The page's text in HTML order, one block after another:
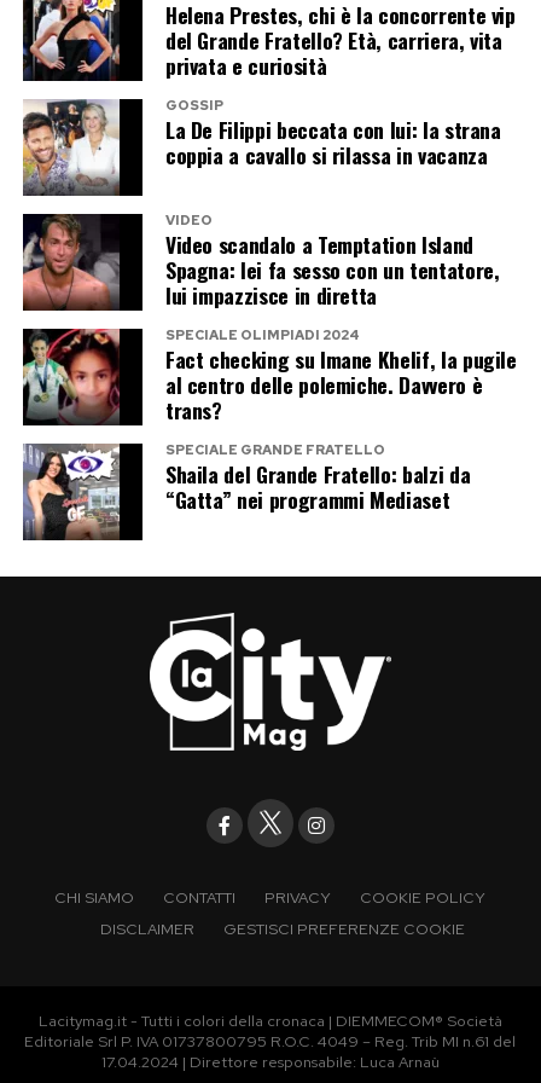
restare nel mezzo.
La risposta è chiarissima: l’amore non dovrebbe
essere il problema. Il problema, semmai, è tutto
il rumore che ancora riesce a scatenare.
Post Views: 202
Helena Prestes, chi è la concorrente vip
del Grande Fratello? Età, carriera, vita
privata e curiosità
GOSSIP
La De Filippi beccata con lui: la strana
coppia a cavallo si rilassa in vacanza
VIDEO
Video scandalo a Temptation Island
Spagna: lei fa sesso con un tentatore,
lui impazzisce in diretta
SPECIALE OLIMPIADI 2024
Fact checking su Imane Khelif, la pugile
al centro delle polemiche. Davvero è
trans?
SPECIALE GRANDE FRATELLO
Shaila del Grande Fratello: balzi da
“Gatta” nei programmi Mediaset
CHI SIAMO CONTATTI PRIVACY
COOKIE POLICY
DISCLAIMER
GESTISCI PREFERENZE COOKIE
Lacitymag.it - Tutti i colori della cronaca | DIEMMECOM® Società
Editoriale Srl P. IVA 01737800795 R.O.C. 4049 – Reg. Trib MI n.61 del
17.04.2024 | Direttore responsabile: Luca Arnaù